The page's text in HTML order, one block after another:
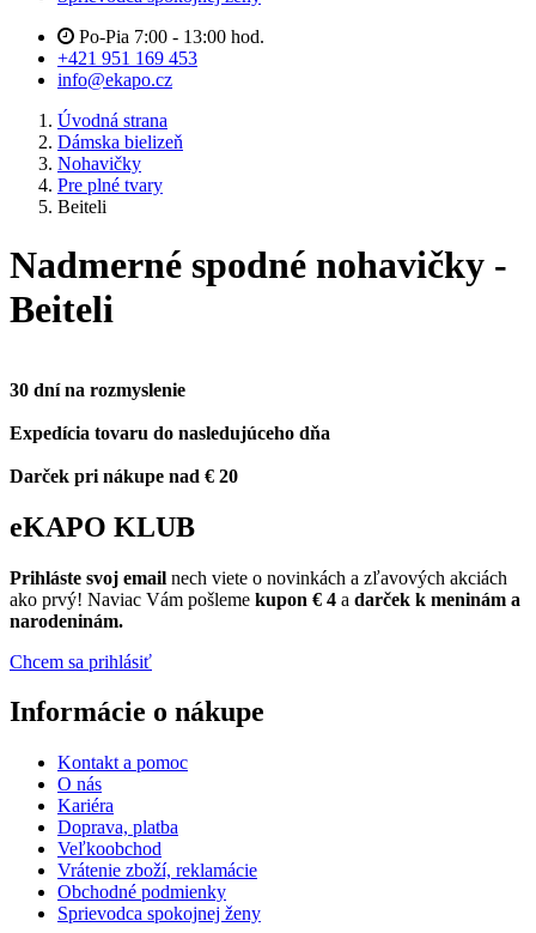
Po-Pia 7:00 - 13:00 hod.
+421 951 169 453
info@ekapo.cz
Úvodná strana
Dámska bielizeň
Nohavičky
Pre plné tvary
Beiteli
Nadmerné spodné nohavičky -
Beiteli
30 dní na rozmyslenie
Expedícia tovaru do nasledujúceho dňa
Darček pri nákupe nad € 20
eKAPO KLUB
Prihláste svoj email nech viete o novinkách a zľavových akciách
ako prvý! Naviac Vám pošleme kupon € 4 a darček k meninám a
narodeninám.
Chcem sa prihlásiť
Informácie o nákupe
Kontakt a pomoc
O nás
Kariéra
Doprava, platba
Veľkoobchod
Vrátenie zboží, reklamácie
Obchodné podmienky
Sprievodca spokojnej ženy